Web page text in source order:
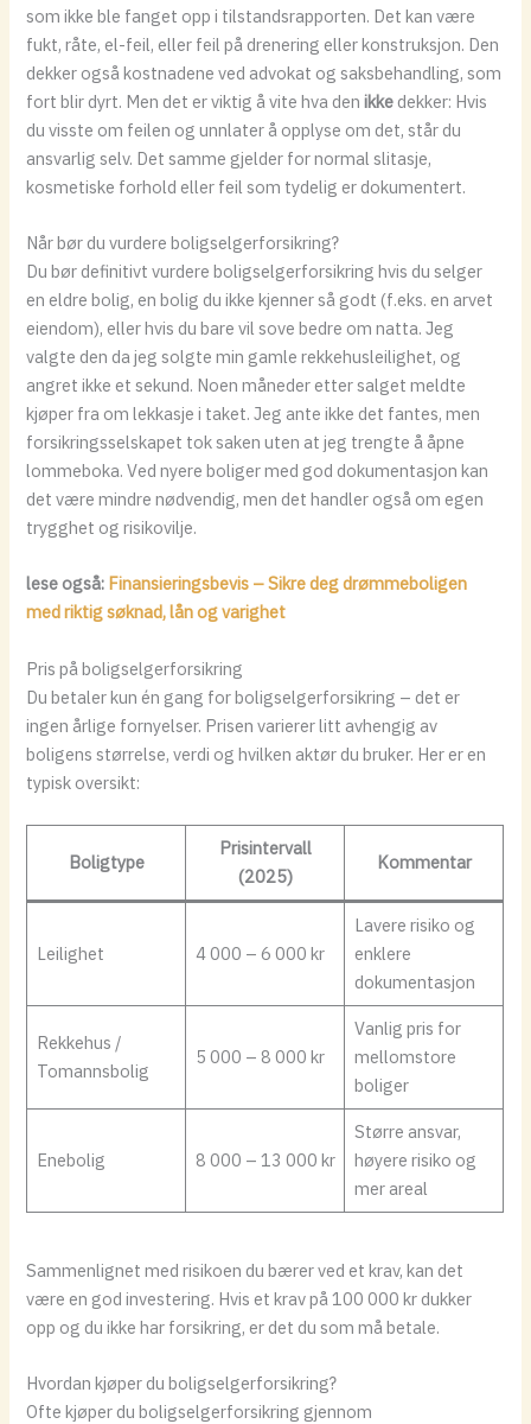
som ikke ble fanget opp i tilstandsrapporten. Det kan være
fukt, råte, el-feil, eller feil på drenering eller konstruksjon. Den
dekker også kostnadene ved advokat og saksbehandling, som
fort blir dyrt. Men det er viktig å vite hva denikke dekker: Hvis
du visste om feilen og unnlater å opplyse om det, står du
ansvarlig selv. Det samme gjelder for normal slitasje,
kosmetiske forhold eller feil som tydelig er dokumentert.
Når bør du vurdere boligselgerforsikring?
Du bør definitivt vurdere boligselgerforsikring hvis du selger
en eldre bolig, en bolig du ikke kjenner så godt (f.eks. en arvet
eiendom), eller hvis du bare vil sove bedre om natta. Jeg
valgte den da jeg solgte min gamle rekkehusleilighet, og
angret ikke et sekund. Noen måneder etter salget meldte
kjøper fra om lekkasje i taket. Jeg ante ikke det fantes, men
forsikringsselskapet tok saken uten at jeg trengte å åpne
lommeboka. Ved nyere boliger med god dokumentasjon kan
det være mindre nødvendig, men det handler også om egen
trygghet og risikovilje.
lese også: Finansieringsbevis – Sikre deg drømmeboligen
med riktig søknad, lån og varighet
Pris på boligselgerforsikring
Du betaler kun én gang for boligselgerforsikring – det er
ingen årlige fornyelser. Prisen varierer litt avhengig av
boligens størrelse, verdi og hvilken aktør du bruker. Her er en
typisk oversikt:
Boligtype
Prisintervall
(2025)
Kommentar
Leilighet 4 000 – 6 000 kr
Lavere risiko og
enklere
dokumentasjon
Rekkehus /
Tomannsbolig
5 000 – 8 000 kr
Vanlig pris for
mellomstore
boliger
Enebolig 8 000 – 13 000 kr
Større ansvar,
høyere risiko og
mer areal
Sammenlignet med risikoen du bærer ved et krav, kan det
være en god investering. Hvis et krav på 100 000 kr dukker
opp og du ikke har forsikring, er det du som må betale.
Hvordan kjøper du boligselgerforsikring?
Ofte kjøper du boligselgerforsikring gjennom